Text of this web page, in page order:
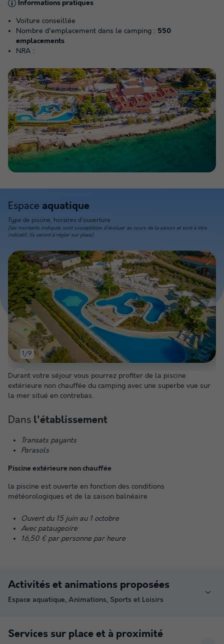
Informations pratiques
Voiture conseillée
Nombre d'emplacement dans le camping : 550
emplacements
NRA :
Voir la carte
Espace aquatique
Type de piscine, horaires d'ouverture
(les montants indiqués sont susceptibles d'évoluer au cours de la saison et sont à titre
indicatif, ils seront à régler sur place)
1/9
Durant votre séjour vous pourrez profiter de la piscine
extérieure non chauffée du camping avec une superbe vue sur
la mer situé en contrebas.
Dans l'établissement
Transats payants
Parasols
Piscine extérieure non chauffée
la piscine est ouverte en fonction des conditions
météorologiques et de la saison balnéaire
Ouvert du 15 juin au 1 octobre
Avec pataugeoire
16,50 € par personne par heure
Activités et animations proposées
Espace aquatique, Animations, Sports et Loisirs
Services sur place et à proximité